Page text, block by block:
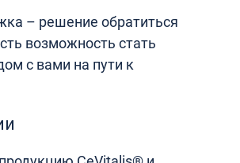
– решение обратиться
возможность стать
с вами на пути к